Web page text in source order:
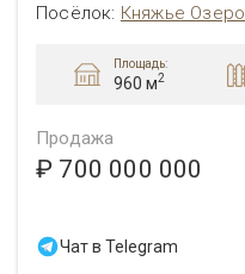
Посёлок: Княжье Озеро
Площадь:
960 м2
Продажа
₽ 700 000 000
Чат в Telegram